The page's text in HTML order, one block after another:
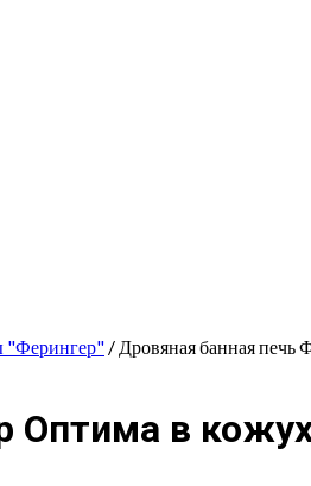
"Ферингер" / Дровяная банная печь
Оптима в